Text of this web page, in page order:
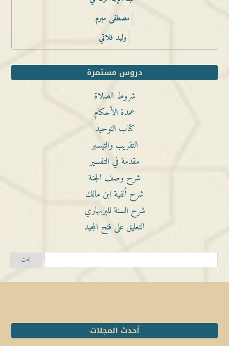
مصطفى مبرم
وليد فلاتي
دروس مستمرة
شروط الصلاة
عمدة الأحكام
كتاب التوحيد
التقريب والتيسير
مقدمة في التفسير
شرح وصف الجنة
شرح ألفية ابن مالك
شرح السنة للبربهاري
التعليق على فتح المجيد
أحدث المجلات